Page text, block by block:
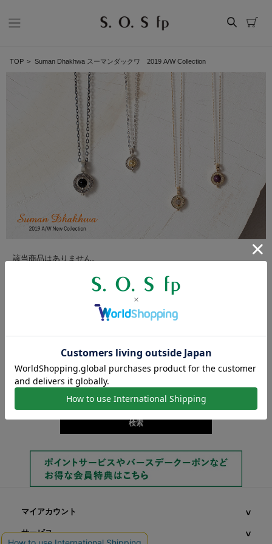
TOP > Suman Dhakhwa スーマンダックワ 2019 A/W Collection
該当商品はありません。
商品検索
価格帯検索
マイアカウント
サービス